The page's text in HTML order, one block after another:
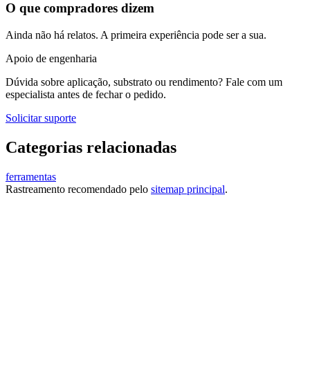
O que compradores dizem
Ainda não há relatos. A primeira experiência pode ser a sua.
Apoio de engenharia
Dúvida sobre aplicação, substrato ou rendimento? Fale com um
especialista antes de fechar o pedido.
Solicitar suporte
Categorias relacionadas
ferramentas
Rastreamento recomendado pelo sitemap principal.